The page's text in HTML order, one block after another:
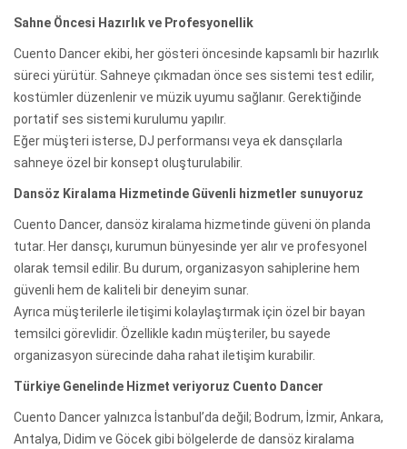
Sahne Öncesi Hazırlık ve Profesyonellik
Cuento Dancer ekibi, her gösteri öncesinde kapsamlı bir hazırlık
süreci yürütür. Sahneye çıkmadan önce ses sistemi test edilir,
kostümler düzenlenir ve müzik uyumu sağlanır. Gerektiğinde
portatif ses sistemi kurulumu yapılır.
Eğer müşteri isterse, DJ performansı veya ek dansçılarla
sahneye özel bir konsept oluşturulabilir.
Dansöz Kiralama Hizmetinde Güvenli hizmetler sunuyoruz
Cuento Dancer, dansöz kiralama hizmetinde güveni ön planda
tutar. Her dansçı, kurumun bünyesinde yer alır ve profesyonel
olarak temsil edilir. Bu durum, organizasyon sahiplerine hem
güvenli hem de kaliteli bir deneyim sunar.
Ayrıca müşterilerle iletişimi kolaylaştırmak için özel bir bayan
temsilci görevlidir. Özellikle kadın müşteriler, bu sayede
organizasyon sürecinde daha rahat iletişim kurabilir.
Türkiye Genelinde Hizmet veriyoruz Cuento Dancer
Cuento Dancer yalnızca İstanbul’da değil; Bodrum, İzmir, Ankara,
Antalya, Didim ve Göcek gibi bölgelerde de dansöz kiralama